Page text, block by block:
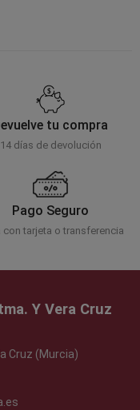
tu compra
14 días de devolución
Pago Seguro
con tarjeta o transferencia
Y Vera Cruz
Cruz (Murcia)